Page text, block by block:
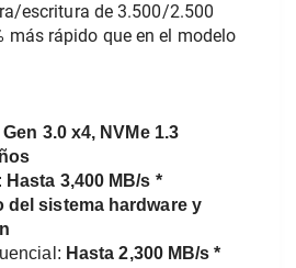
escritura de 3.500/2.500
más rápido que en el modelo
Gen 3.0 x4, NVMe 1.3
Hasta 3,400 MB/s *
del sistema hardware y
Hasta 2,300 MB/s *